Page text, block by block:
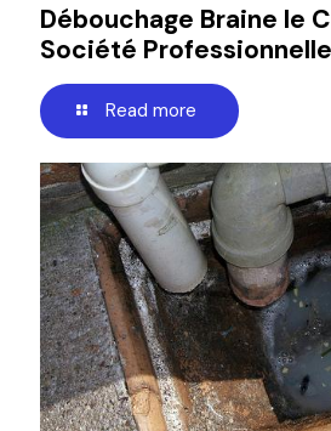
Débouchage Braine le
Société Professionnelle
Read more